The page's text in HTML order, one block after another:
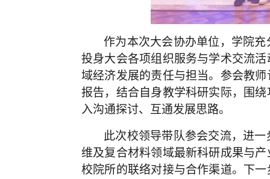
作为本次大会协办单位，学院
投身大会各项组织服务与学术交流
域经济发展的责任与担当。参会教
报告，结合自身教学科研实际，围
入沟通探讨、互通发展思路。
此次校领导带队参会交流，进
维及复合材料领域最新科研成果与
校院所的联络对接与合作渠道。下